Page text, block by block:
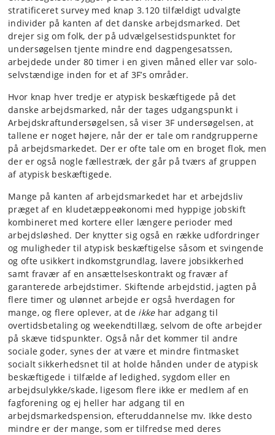
stratificeret survey med knap 3.120 tilfældigt udvalgte
individer på kanten af det danske arbejdsmarked. Det
drejer sig om folk, der på udvælgelsestidspunktet for
undersøgelsen tjente mindre end dagpengesatssen,
arbejdede under 80 timer i en given måned eller var solo-
selvstændige inden for et af 3F’s områder.
Hvor knap hver tredje er atypisk beskæftigede på det
danske arbejdsmarked, når der tages udgangspunkt i
Arbejdskraftundersøgelsen, så viser 3F undersøgelsen, at
tallene er noget højere, når der er tale om randgrupperne
på arbejdsmarkedet. Der er ofte tale om en broget flok, men
der er også nogle fællestræk, der går på tværs af gruppen
af atypisk beskæftigede.
Mange på kanten af arbejdsmarkedet har et arbejdsliv
præget af en kludetæppeøkonomi med hyppige jobskift
kombineret med kortere eller længere perioder med
arbejdsløshed. Der knytter sig også en række udfordringer
og muligheder til atypisk beskæftigelse såsom et svingende
og ofte usikkert indkomstgrundlag, lavere jobsikkerhed
samt fravær af en ansættelseskontrakt og fravær af
garanterede arbejdstimer. Skiftende arbejdstid, jagten på
flere timer og ulønnet arbejde er også hverdagen for
mange, og flere oplever, at de ikkehar adgang til
overtidsbetaling og weekendtillæg, selvom de ofte arbejder
på skæve tidspunkter. Også når det kommer til andre
sociale goder, synes der at være et mindre fintmasket
socialt sikkerhedsnet til at holde hånden under de atypisk
beskæftigede i tilfælde af ledighed, sygdom eller en
arbejdsulykke/skade, ligesom flere ikke er medlem af en
fagforening og ej heller har adgang til en
arbejdsmarkedspension, efteruddannelse mv. Ikke desto
mindre er der mange, som er tilfredse med deres